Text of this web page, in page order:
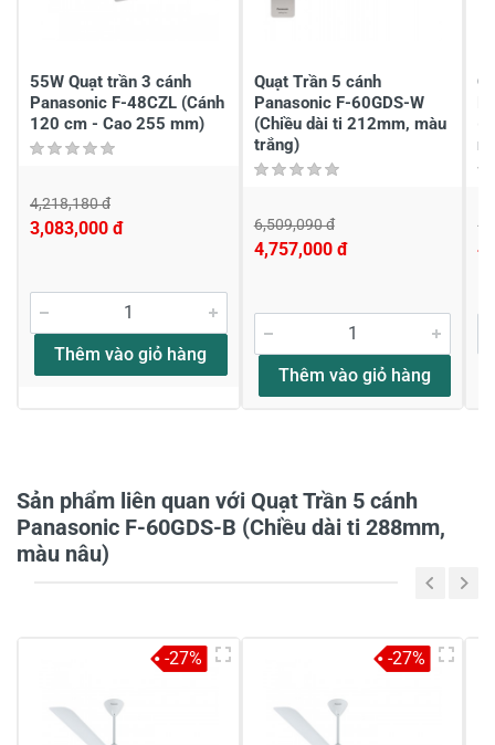
Chia sẻ nhận xét về sản phẩm
Viết nhận xét về sản phẩm
Đánh giá sao
Tiêu đề của nhận xét
55W Quạt trần 3 cánh
Panasonic F-48CZL (Cánh
120 cm - Cao 255 mm)
4,218,180 đ
3,083,000 đ
Thêm vào giỏ hàng
Quạt Trần 5 cánh
Panasonic F-60GDS-W
(Chiều dài ti 212mm, màu
trắng)
6,509,090 đ
4,757,000 đ
Thêm vào giỏ hàng
Sản phẩm liên quan với Quạt Trần 5 cánh
Panasonic F-60GDS-B (Chiều dài ti 288mm,
màu nâu)
-27% -27%